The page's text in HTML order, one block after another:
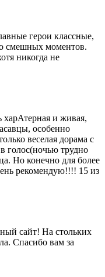
герои классные,
смешных моментов.
никогда не
харАтерная и живая,
особенно
веселая дорама с
голос(ночью трудно
Но конечно для более
рекомендую!!!! 15 из
сайт! На стольких
Спасибо вам за